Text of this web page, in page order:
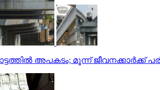
അപകടം; മൂന്ന് ജീവനക്കാര്‍ക്ക്